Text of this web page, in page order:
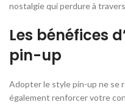
nostalgie qui perdure à
Les bénéfices
pin-up
Adopter le style pin-up ne se
également renforcer votre